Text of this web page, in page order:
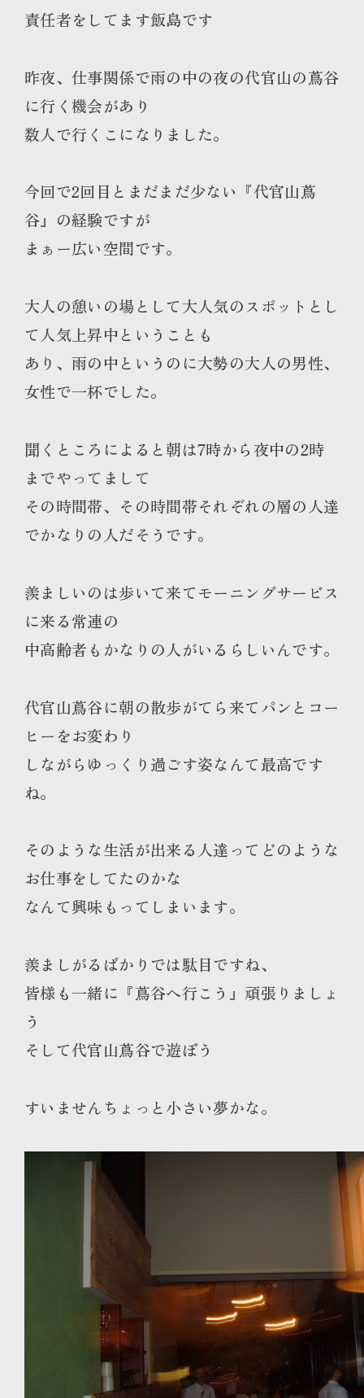
責任者をしてます飯島です
昨夜、仕事関係で雨の中の夜の代官山の蔦谷
に行く機会があり
数人で行くこになりました。
今回で2回目とまだまだ少ない『代官山蔦
谷』の経験ですが
まぁー広い空間です。
大人の憩いの場として大人気のスポットとし
て人気上昇中ということも
あり、雨の中というのに大勢の大人の男性、
女性で一杯でした。
聞くところによると朝は7時から夜中の2時
までやってまして
その時間帯、その時間帯それぞれの層の人達
でかなりの人だそうです。
羨ましいのは歩いて来てモーニングサービス
に来る常連の
中高齢者もかなりの人がいるらしいんです。
代官山蔦谷に朝の散歩がてら来てパンとコー
ヒーをお変わり
しながらゆっくり過ごす姿なんて最高です
ね。
そのような生活が出来る人達ってどのような
お仕事をしてたのかな
なんて興味もってしまいます。
羨ましがるばかりでは駄目ですね、
皆様も一緒に『蔦谷へ行こう』頑張りましょ
う
そして代官山蔦谷で遊ぼう
すいませんちょっと小さい夢かな。